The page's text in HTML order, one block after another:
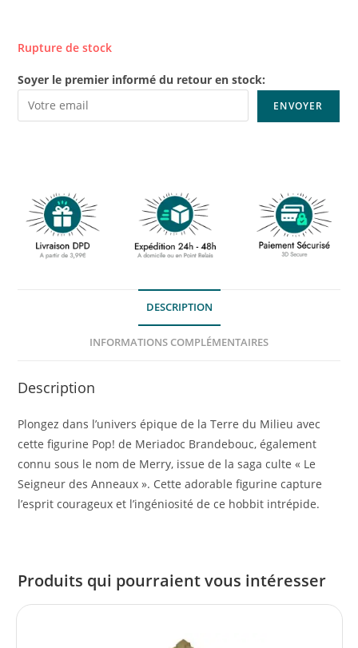
Rupture de stock
Soyer le premier informé du retour en stock:
DESCRIPTION
INFORMATIONS COMPLÉMENTAIRES
Description
Plongez dans l’univers épique de la Terre du Milieu avec
cette figurine Pop! de Meriadoc Brandebouc, également
connu sous le nom de Merry, issue de la saga culte « Le
Seigneur des Anneaux ». Cette adorable figurine capture
l’esprit courageux et l’ingéniosité de ce hobbit intrépide.
Produits qui pourraient vous intéresser